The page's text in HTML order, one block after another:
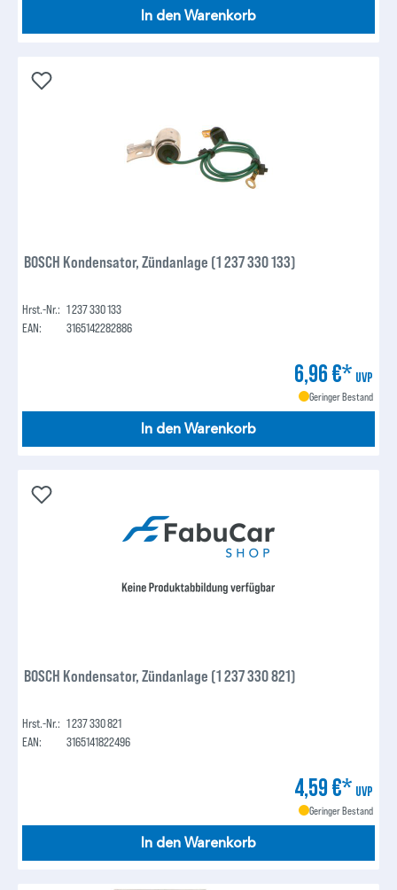
In den Warenkorb
BOSCH Kondensator, Zündanlage (1 237 330 133)
Hrst.-Nr.: 1 237 330 133
EAN:
3165142282886
6,96 €* UVP
Geringer Bestand
In den Warenkorb
BOSCH Kondensator, Zündanlage (1 237 330 821)
Hrst.-Nr.: 1 237 330 821
EAN:
3165141822496
4,59 €* UVP
Geringer Bestand
In den Warenkorb